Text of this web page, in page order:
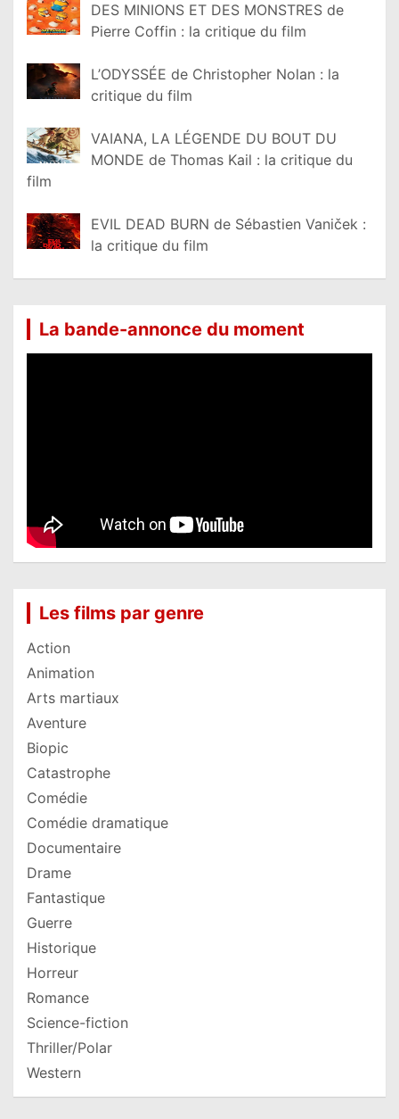
DES MINIONS ET DES MONSTRES de
Pierre Coffin : la critique du film
L’ODYSSÉE de Christopher Nolan : la
critique du film
VAIANA, LA LÉGENDE DU BOUT DU
MONDE de Thomas Kail : la critique du
film
EVIL DEAD BURN de Sébastien Vaniček :
la critique du film
La bande-annonce du moment
Les films par genre
Action
Animation
Arts martiaux
Aventure
Biopic
Catastrophe
Comédie
Comédie dramatique
Documentaire
Drame
Fantastique
Guerre
Historique
Horreur
Romance
Science-fiction
Thriller/Polar
Western